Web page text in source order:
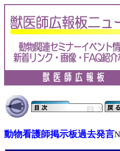
動物看護師掲示板過去発言